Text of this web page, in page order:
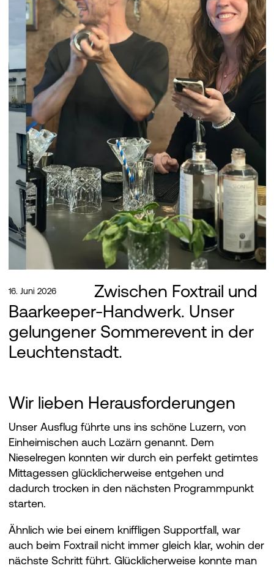
16. Juni 2026
Zwischen Foxtrail und
Baarkeeper-Handwerk. Unser
gelungener Sommerevent in der
Leuchtenstadt.
Wir lieben Herausforderungen
Unser Ausflug führte uns ins schöne Luzern, von
Einheimischen auch Lozärn genannt. Dem
Nieselregen konnten wir durch ein perfekt getimtes
Mittagessen glücklicherweise entgehen und
dadurch trocken in den nächsten Programmpunkt
starten.
Ähnlich wie bei einem kniffligen Supportfall, war
auch beim Foxtrail nicht immer gleich klar, wohin der
nächste Schritt führt. Glücklicherweise konnte man